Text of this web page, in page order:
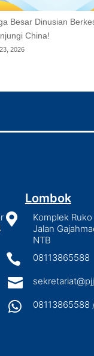
Besar Dinusian
China!
2026
Lombok

Komplek
Jalan
NTB
 08113865588

 08113865588